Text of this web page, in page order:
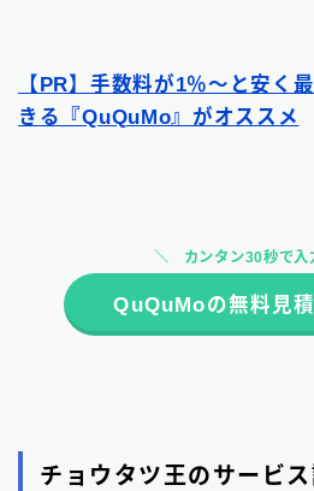
【PR】手数料が1％〜と安く
きる『QuQuMo』がオススメ
カンタン30秒で入
QuQuMoの無料見
チョウタツ王のサービス